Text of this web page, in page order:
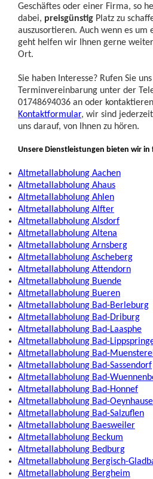
Geschäftes oder einer Firma, so
dabei, preisgünstig Platz zu
auszusortieren. Auch wenn es um
geht helfen wir Ihnen gerne
Ort.
Sie haben Interesse? Rufen Sie
Terminvereinbarung unter der
01748694036 an oder
Kontaktformular, wir sind
uns darauf, von Ihnen zu hören.
Unsere Dienstleistungen bieten wir in
Altmetallabholung Aachen
Altmetallabholung Ahaus
Altmetallabholung Ahlen
Altmetallabholung Alfter
Altmetallabholung Alsdorf
Altmetallabholung Altena
Altmetallabholung Arnsberg
Altmetallabholung Ascheberg
Altmetallabholung Attendorn
Altmetallabholung Buende
Altmetallabholung Bueren
Altmetallabholung Bad-Berleburg
Altmetallabholung Bad-Driburg
Altmetallabholung Bad-Laasphe
Altmetallabholung Bad-
Altmetallabholung Bad-
Altmetallabholung Bad-Sassendorf
Altmetallabholung Bad-
Altmetallabholung Bad-Honnef
Altmetallabholung Bad-
Altmetallabholung Bad-Salzuflen
Altmetallabholung Baesweiler
Altmetallabholung Beckum
Altmetallabholung Bedburg
Altmetallabholung Bergisch-
Altmetallabholung Bergheim